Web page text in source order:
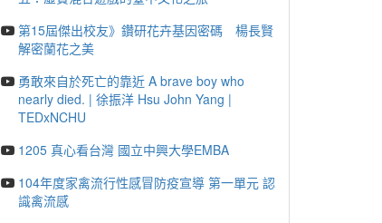
第15屆傑出校友》鑽研花卉基因密碼 楊長賢
解密蘭花之美
勇敢來自於死亡的靠近 A brave boy who
nearly died. | 徐振洋 Hsu John Yang |
TEDxNCHU
1205 真心看台灣 國立中興大學EMBA
104年度家禽流行性感冒防疫宣導 第一單元 認
識禽流感